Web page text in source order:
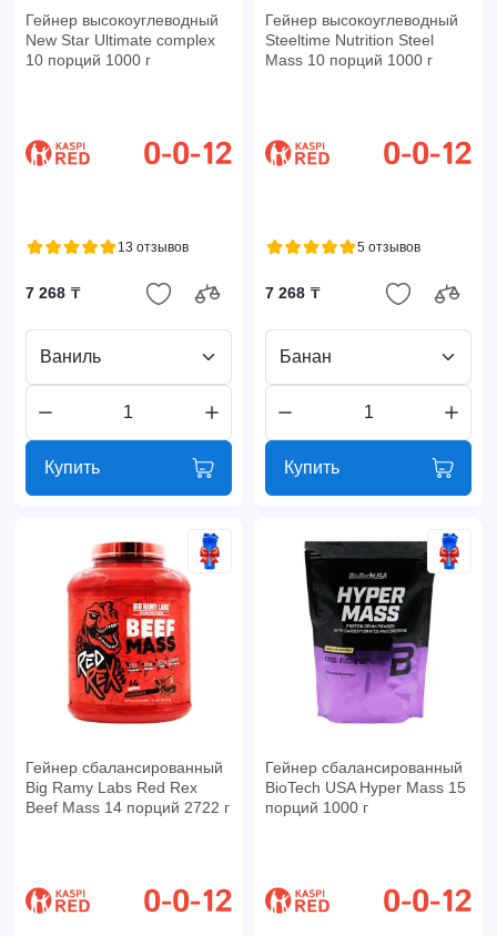
Гейнер высокоуглеводный
New Star Ultimate complex
10 порций 1000 г
13 отзывов
7 268 ₸
Ваниль
Купить
Гейнер высокоуглеводный
Steeltime Nutrition Steel
Mass 10 порций 1000 г
5 отзывов
7 268 ₸
Банан
Купить
Гейнер сбалансированный
Big Ramy Labs Red Rex
Beef Mass 14 порций 2722 г
Гейнер сбалансированный
BioTech USA Hyper Mass 15
порций 1000 г